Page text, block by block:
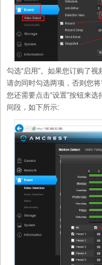
勾选“启用”。如果您订购了视
请勿同时勾选两项，否则您将
您还需要点击“设置”按钮来
间段，如下所示: